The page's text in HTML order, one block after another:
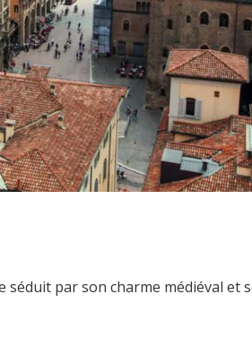
séduit par son charme médiéval et